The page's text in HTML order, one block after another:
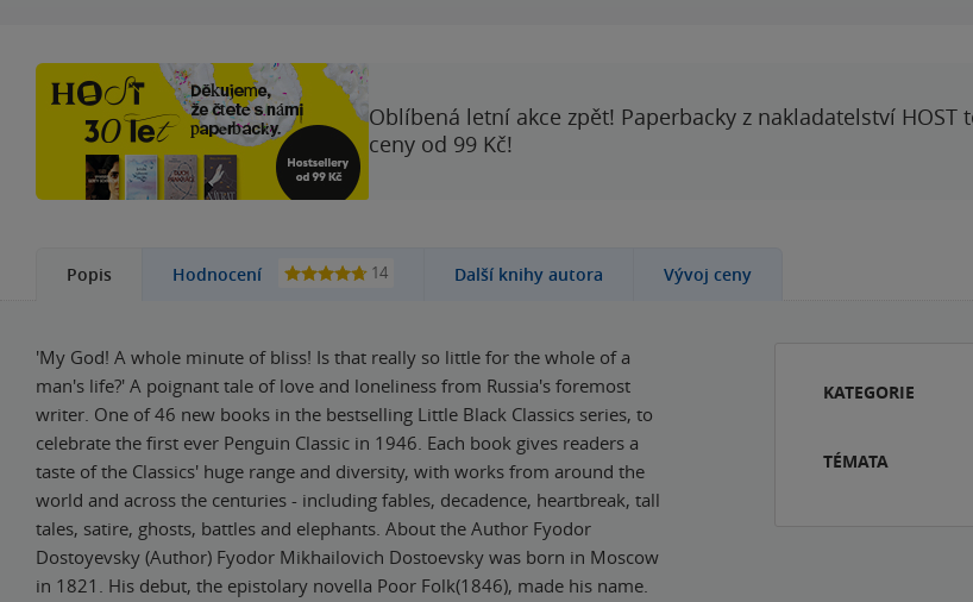
Oblíbená letní akce zpět! Paperbacky z nakladatelství
ceny od 99 Kč!
Popis Hodnocení 14 Další knihy autora Vývoj ceny
'My God! A whole minute of bliss! Is that really so little for the whole of a
man's life?' A poignant tale of love and loneliness from Russia's foremost
writer. One of 46 new books in the bestselling Little Black Classics series, to
celebrate the first ever Penguin Classic in 1946. Each book gives readers a
taste of the Classics' huge range and diversity, with works from around the
world and across the centuries - including fables, decadence, heartbreak, tall
tales, satire, ghosts, battles and elephants. About the Author Fyodor
Dostoyevsky (Author) Fyodor Mikhailovich Dostoevsky was born in Moscow
in 1821. His debut, the epistolary novella Poor Folk(1846), made his name.
KATEGORIE
TÉMATA